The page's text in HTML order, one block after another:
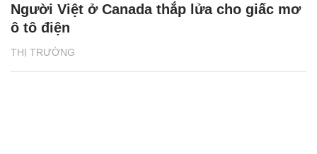
THỊ TRƯỜNG
Người Việt ở Canada thắp lửa cho giấc mơ
ô tô điện